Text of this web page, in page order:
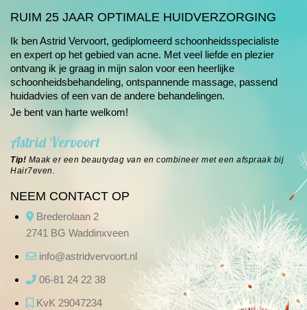
RUIM 25 JAAR OPTIMALE HUIDVERZORGING
Ik ben Astrid Vervoort, gediplomeerd schoonheids­specialiste
en expert op het gebied van acne. Met veel liefde en plezier
ontvang ik je graag in mijn salon voor een heerlijke
schoonheids­behandeling, ontspannende massage, passend
huidadvies of een van de andere behandelingen.
Je bent van harte welkom!
Astrid Vervoort
Tip! Maak er een beautydag van en combineer met een afspraak bij
Hair7even.
NEEM CONTACT OP
Brederolaan 2
2741 BG Waddinxveen
info@astridvervoort.nl
06-81 24 22 38
KvK 29047234